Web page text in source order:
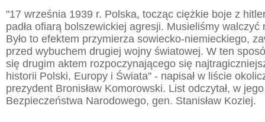
"17 września 1939 r. Polska, tocząc ciężkie boje z
padła ofiarą bolszewickiej agresji. Musieliśmy walczyć
Było to efektem przymierza sowiecko-niemieckiego,
przed wybuchem drugiej wojny światowej. W ten
się drugim aktem rozpoczynającego się
historii Polski, Europy i Świata" - napisał w liście
prezydent Bronisław Komorowski. List odczytał, w
Bezpieczeństwa Narodowego, gen. Stanisław Koziej.